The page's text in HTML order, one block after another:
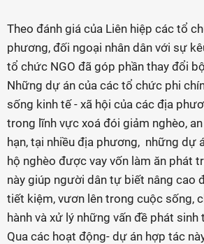
Theo đánh giá của Liên hiệp các tổ
phương, đối ngoại nhân dân với sự
tổ chức NGO đã góp phần thay đổi
Những dự án của các tổ chức phi
sống kinh tế - xã hội của các địa
trong lĩnh vực xoá đói giảm nghèo,
hạn, tại nhiều địa phương, những dự
hộ nghèo được vay vốn làm ăn phát
này giúp người dân tự biết nâng cao
tiết kiệm, vươn lên trong cuộc sống,
hành và xử lý những vấn đề phát
Qua các hoạt động- dự án hợp tác